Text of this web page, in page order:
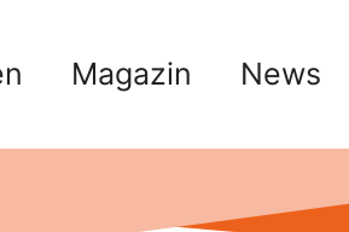
Magazin News